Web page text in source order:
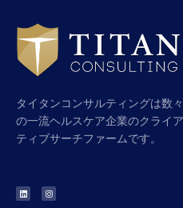
n e
タイタンコンサルティングは数
の一流ヘルスケア企業のクライ
ティブサーチファームです。
L
i
n
I
n
s